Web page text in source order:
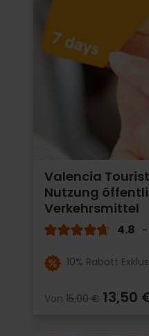
Valencia
Nutzung
Verkehrsmittel
4.8 -
10% Rabatt
Von 15,00 € 13,50